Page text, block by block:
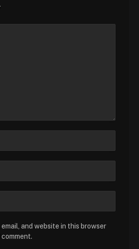
email, and website in this browser